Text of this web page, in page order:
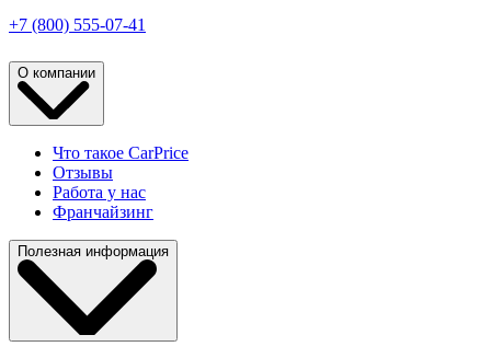
+7 (800) 555-07-41
О компании
Что такое CarPrice
Отзывы
Работа у нас
Франчайзинг
Полезная информация